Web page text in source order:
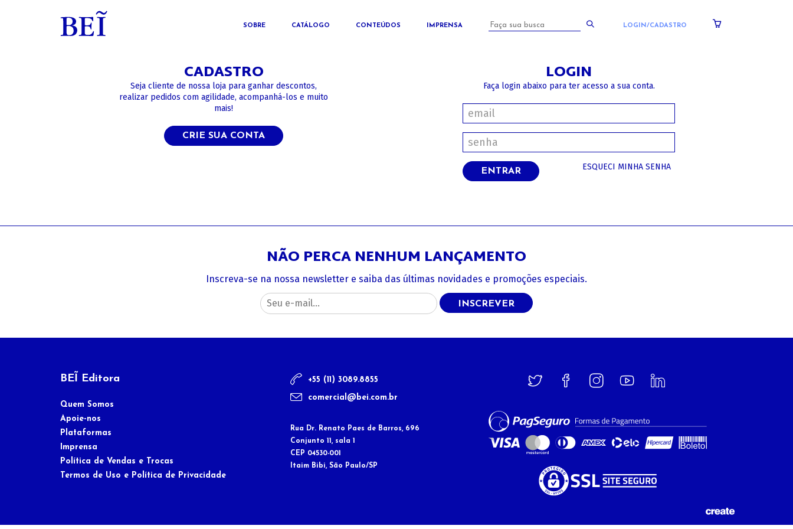
SOBRE CATÁLOGO CONTEÚDOS IMPRENSA LOGIN/CADASTRO
CADASTRO
Seja cliente de nossa loja para ganhar descontos,
realizar pedidos com agilidade, acompanhá-los e muito
mais!
CRIE SUA CONTA
LOGIN
Faça login abaixo para ter acesso a sua conta.
ENTRAR ESQUECI MINHA SENHA
NÃO PERCA NENHUM LANÇAMENTO
Inscreva-se na nossa newsletter e saiba das últimas novidades e promoções especiais.
INSCREVER
BEĨ Editora
Quem Somos
Apoie-nos
Plataformas
Imprensa
Política de Vendas e Trocas
Termos de Uso e Política de Privacidade
+55 (11) 3089.8855
comercial@bei.com.br
Rua Dr. Renato Paes de Barros, 696
Conjunto 11, sala 1
CEP 04530-001
Itaim Bibi, São Paulo/SP